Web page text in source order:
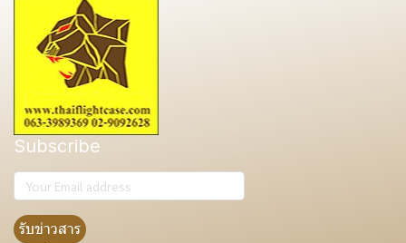
Subscribe
รับข่าวสาร